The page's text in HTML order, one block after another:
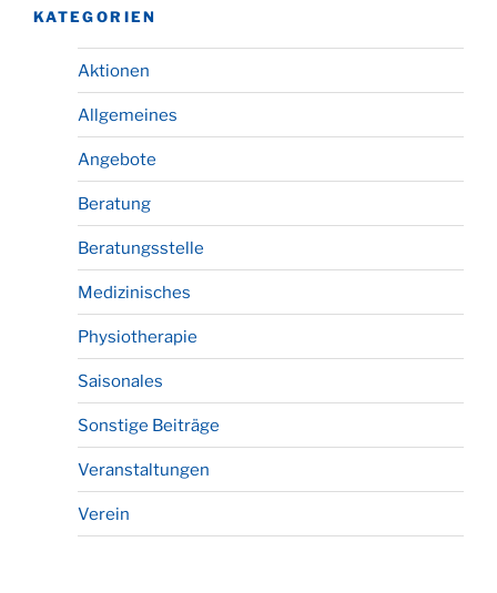
KATEGORIEN
Aktionen
Allgemeines
Angebote
Beratung
Beratungsstelle
Medizinisches
Physiotherapie
Saisonales
Sonstige Beiträge
Veranstaltungen
Verein